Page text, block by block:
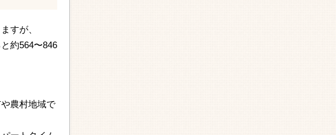
すが、
約564〜846
農村地域で